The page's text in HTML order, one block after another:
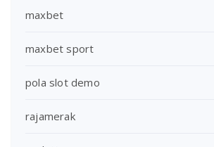
maxbet
maxbet sport
pola slot demo
rajamerak